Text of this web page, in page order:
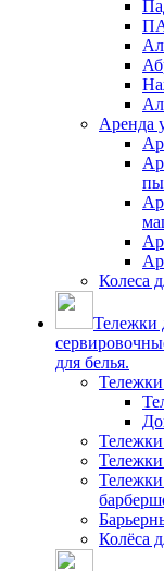
Аренда
Колеса
Тележки
для белья.
Тележки
Колёса